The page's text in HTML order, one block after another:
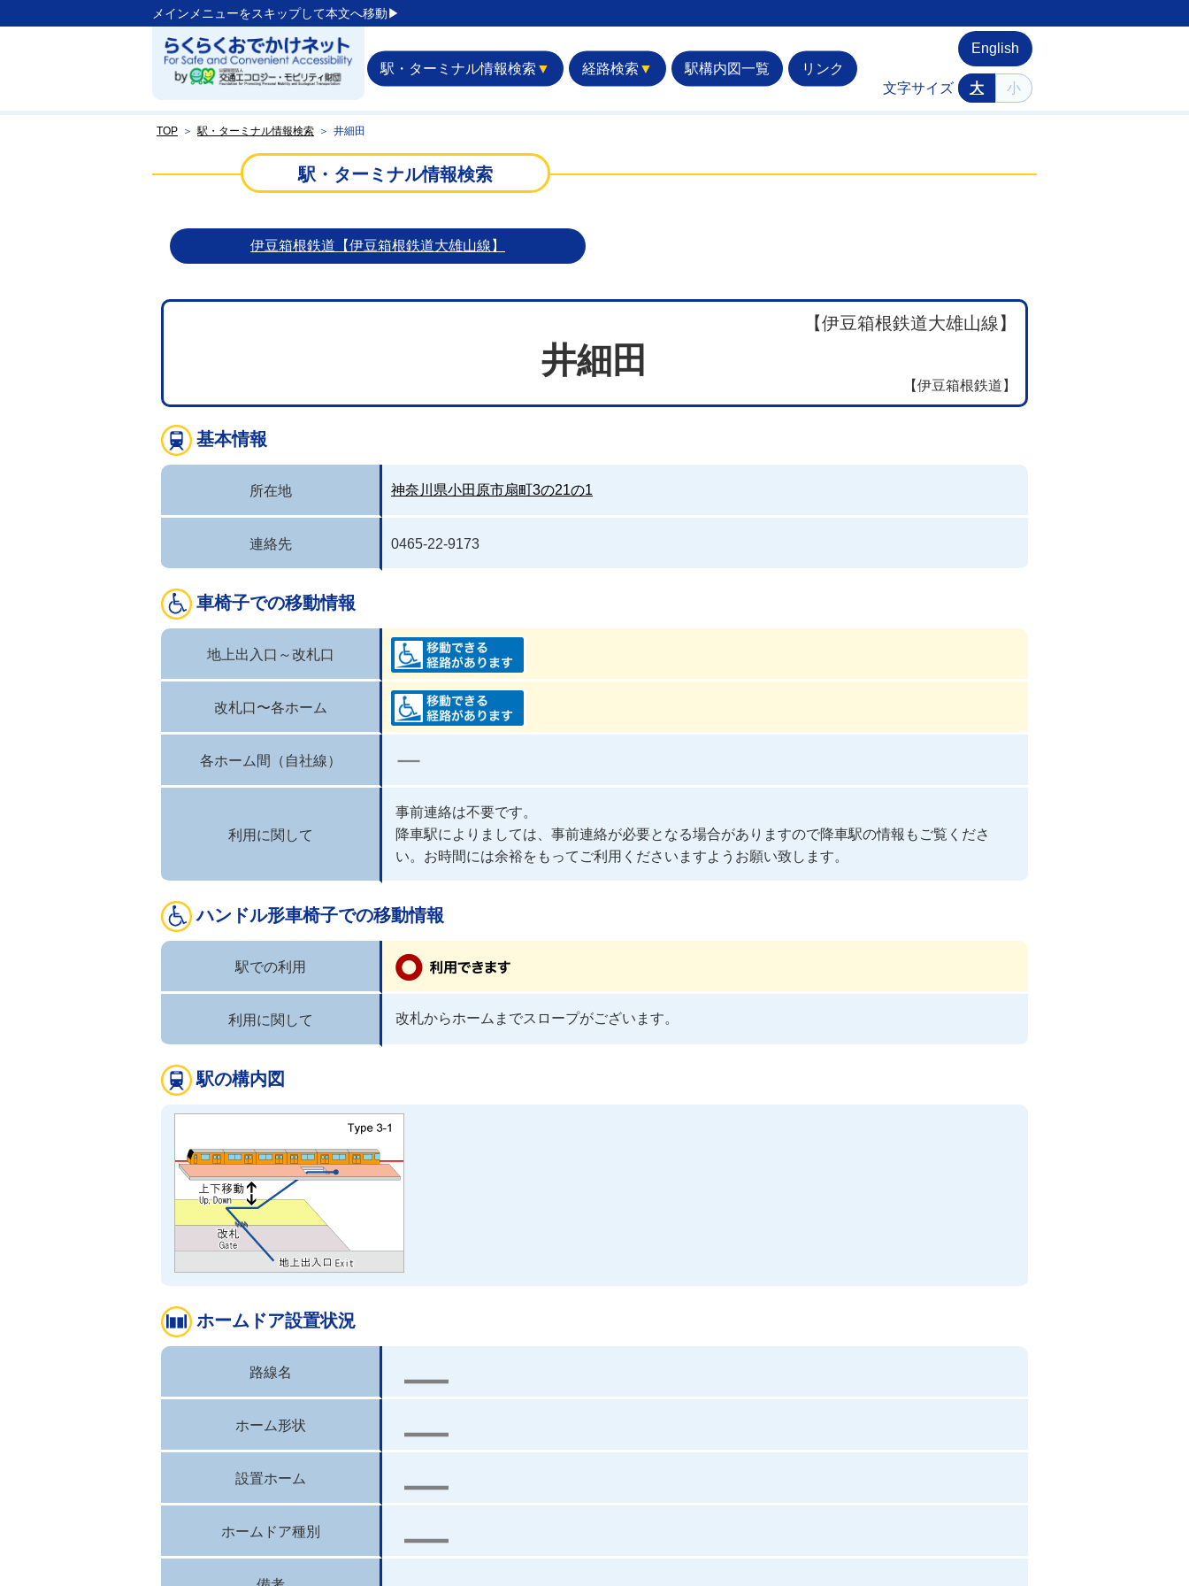
メインメニューをスキップして本文へ移動▶︎
駅・ターミナル情報検索 ▼ 経路検索 ▼ 駅構内図一覧 リンク
English
文字サイズ 大 小
TOP ＞ 駅・ターミナル情報検索 ＞ 井細田
駅・ターミナル情報検索
伊豆箱根鉄道【伊豆箱根鉄道大雄山線】
【伊豆箱根鉄道大雄山線】
井細田
【伊豆箱根鉄道】
基本情報
所在地 神奈川県小田原市扇町3の21の1
連絡先 0465-22-9173
車椅子での移動情報
地上出入口～改札口
改札口〜各ホーム
各ホーム間（自社線）
利用に関して
事前連絡は不要です。
降車駅によりましては、事前連絡が必要となる場合がありますので降車駅の情報もご覧くださ
い。お時間には余裕をもってご利用くださいますようお願い致します。
ハンドル形車椅子での移動情報
駅での利用
利用に関して 改札からホームまでスロープがございます。
駅の構内図
ホームドア設置状況
路線名
ホーム形状
設置ホーム
ホームドア種別